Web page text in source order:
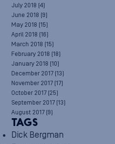
July 2018 (4)
June 2018 (9)
May 2018 (15)
April 2018 (16)
March 2018 (15)
February 2018 (18)
January 2018 (10)
December 2017 (13)
November 2017 (17)
October 2017 (25)
September 2017 (13)
August 2017 (9)
TAGS
Dick Bergman